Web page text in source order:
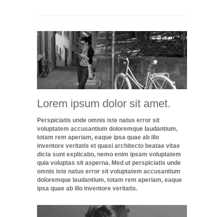
Lorem ipsum dolor sit amet.
Perspiciatis unde omnis iste natus error sit
voluptatem accusantium doloremque laudantium,
totam rem aperiam, eaque ipsa quae ab illo
inventore veritatis et quasi architecto beatae vitae
dicta sunt explicabo, nemo enim ipsam voluptatem
quia voluptas sit asperna. Med ut perspiciatis unde
omnis iste natus error sit voluptatem accusantium
doloremque laudantium, totam rem aperiam, eaque
ipsa quae ab illo inventore veritatis.